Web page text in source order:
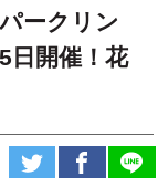
ークリン
日開催！花